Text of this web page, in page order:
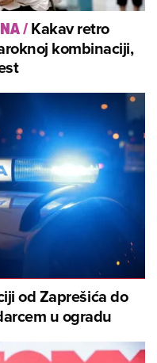
/Kakav retro
kombinaciji,
od Zaprešića do
u ogradu